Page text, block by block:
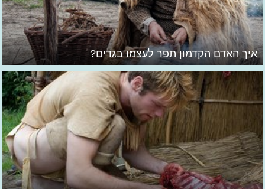
איך האדם הקדמון תפר לעצמו בגדים?